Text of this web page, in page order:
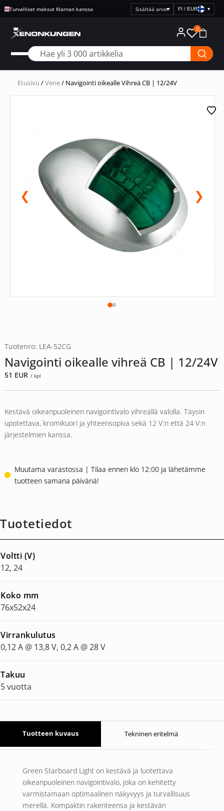
Turvalliset maksut Klarnan kanssa
Valitse
FI / EUR ▾
0
Etusivu /Vene/ Navigointi oikealle Vihreä CB | 12/24V
❮ ❯
Tuotenro: LEA-52CG
Navigointi oikealle vihreä CB | 12/24V
51 EUR / kpl
Kestävä oikeanpuoleinen navigointivalo vihreällä valolla. Täysin
upotettava, kromikuori ja yhteensopiva sekä 12 V:n että 24 V:n
järjestelmien kanssa.
Muutama varastossa | Tilaa ennen klo 12:00 ja lähetämme
tuotteen samana päivänä!
Tuotetiedot
Voltti (V)
12, 24
Koko mm
76x52x24
Virrankulutus
0,12 A @ 13,8 V, 0,2 A @ 28 V
Takuu
5 vuotta
Tuotteen kuvaus Tekninen eritelmä
Green Starboard Light on kestävä ja luotettava
oikeanpuoleinen navigointivalo, joka on kehitetty
varmistamaan optimaalinen näkyvyys ja turvallisuus
merellä. Kompaktin rakenteensa ja kestävän